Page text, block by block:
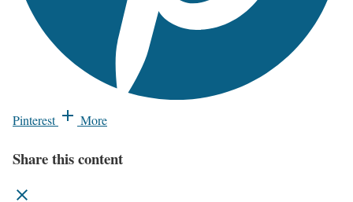
Pinterest More
Share this content